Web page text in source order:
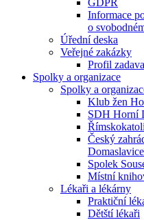
GDPR
Informace
o
Úřední deska
Veřejné zakázky
Profil
Spolky a organizace
Spolky a
Klub žen
SDH Horní
Český
Domaslavice
Spolek
Místní
Lékaři a lékárny
Praktiční
Dětští lékaři